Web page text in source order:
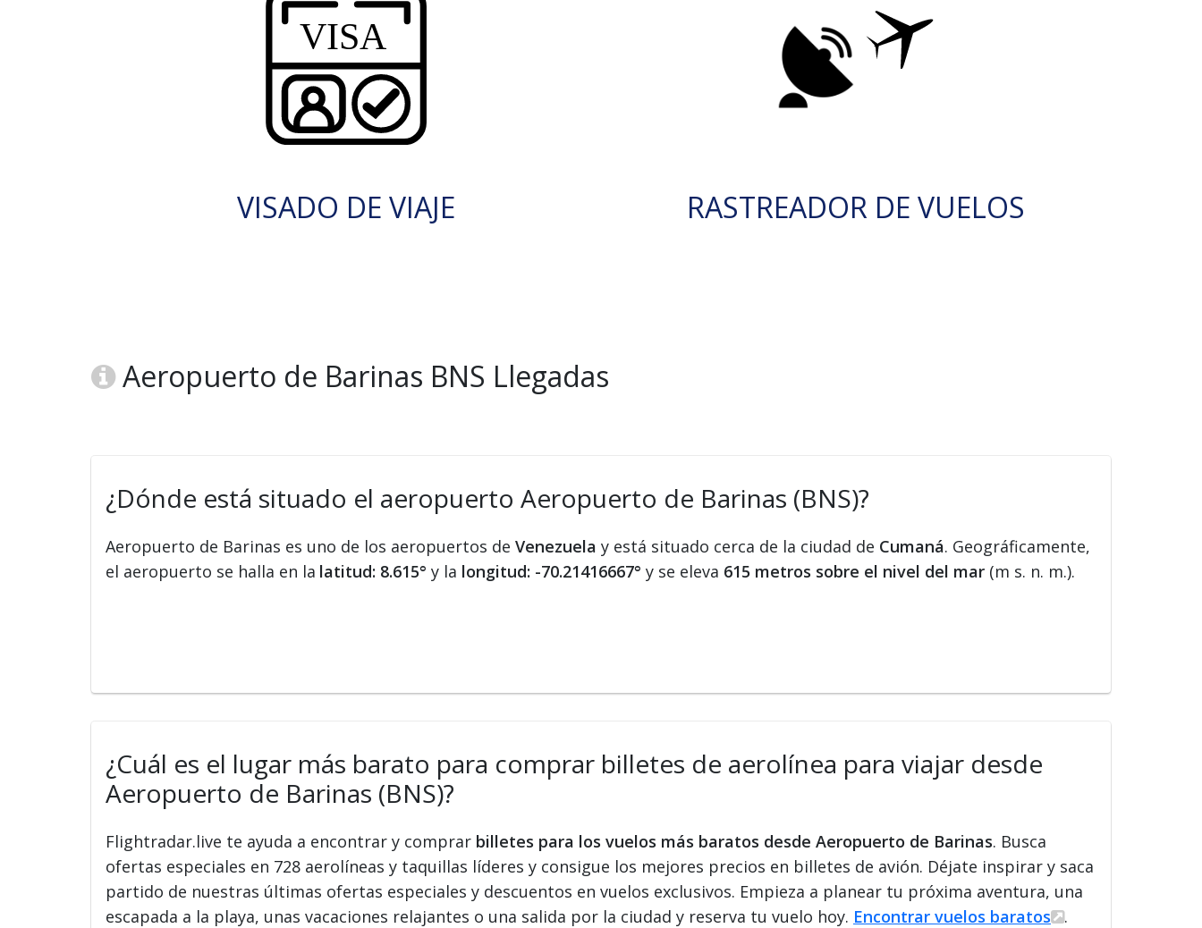
VISADO DE VIAJE RASTREADOR DE VUELOS
Aeropuerto de Barinas BNS Llegadas
¿Dónde está situado el aeropuerto Aeropuerto de Barinas (BNS)?
Aeropuerto de Barinas es uno de los aeropuertos de Venezuela y está situado cerca de la ciudad de Cumaná. Geográficamente,
el aeropuerto se halla en la latitud: 8.615° y la longitud: -70.21416667° y se eleva 615 metros sobre el nivel del mar (m s. n. m.).
¿Cuál es el lugar más barato para comprar billetes de aerolínea para viajar desde
Aeropuerto de Barinas (BNS)?
Flightradar.live te ayuda a encontrar y comprar billetes para los vuelos más baratos desde Aeropuerto de Barinas. Busca
ofertas especiales en 728 aerolíneas y taquillas líderes y consigue los mejores precios en billetes de avión. Déjate inspirar y saca
partido de nuestras últimas ofertas especiales y descuentos en vuelos exclusivos. Empieza a planear tu próxima aventura, una
escapada a la playa, unas vacaciones relajantes o una salida por la ciudad y reserva tu vuelo hoy. Encontrar vuelos baratos .